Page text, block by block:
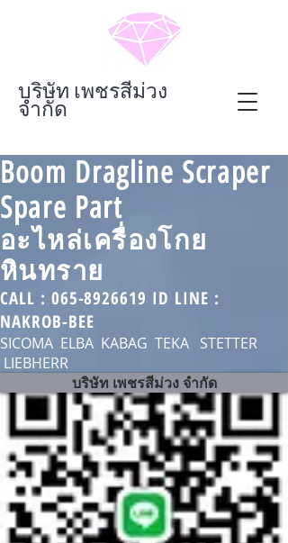
บริษัท เพชรสีม่วง
จำกัด
Boom Dragline Scraper
Spare Part
อะไหล่เครื่องโกย
หินทราย
CALL : 065-8926619 ID LINE :
NAKROB-BEE
SICOMA ELBA KABAG TEKA STETTER
LIEBHERR
บริษัท เพชรสีม่วง จำกัด